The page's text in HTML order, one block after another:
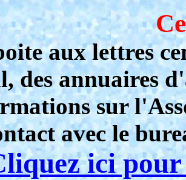
aux lettres
des annuaires
sur
avec le
ici pour